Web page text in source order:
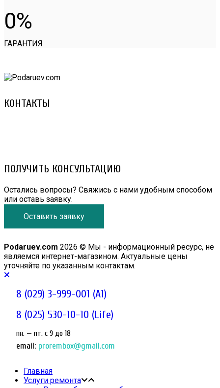
0
ГАРАНТИЯ
КОНТАКТЫ
ПОЛУЧИТЬ КОНСУЛЬТАЦИЮ
Остались вопросы? Свяжись с нами удобным способом
или оставь заявку.
Оставить заявку
Podaruev.com 2026 © Мы - информационный ресурс, не
являемся интернет-магазином. Актуальные цены
уточняйте по указанным контактам.
8 (029) 3-999-001 (A1)
8 (025) 530-10-10 (Life)
пн. — пт. c 9 до 18
email: prorembox@gmail.com
Главная
Услуги ремонта